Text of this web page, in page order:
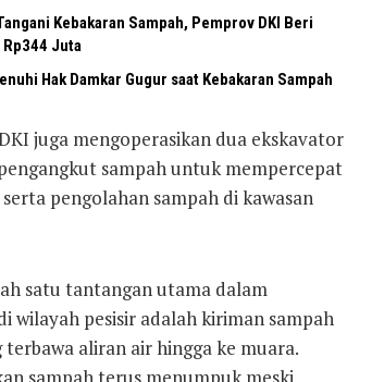
Kebakaran Sampah, Pemprov DKI Beri
Juta
Hak Damkar Gugur saat Kebakaran Sampah
juga mengoperasikan dua ekskavator
sampah untuk mempercepat
pengolahan sampah di kawasan
satu tantangan utama dalam
wilayah pesisir adalah kiriman sampah
aliran air hingga ke muara.
sampah terus menumpuk meski